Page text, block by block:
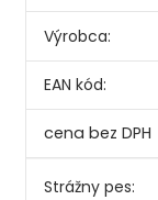
Výrobca:
EAN kód:
Strážny pes: